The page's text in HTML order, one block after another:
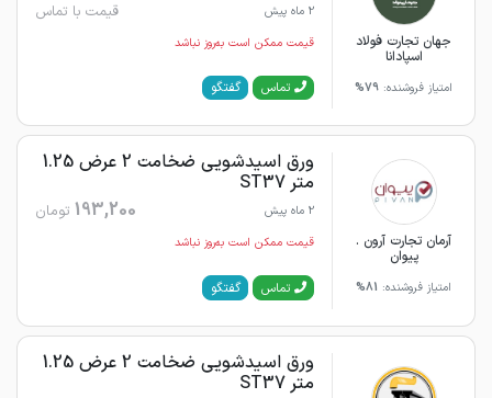
جهان تجارت فولاد
اسپادانا
امتیاز فروشنده: 79%
2 ماه پیش قیمت با تماس
قیمت ممکن است به‌روز نباشد
تماس گفتگو
آرمان تجارت آرون .
پیوان
امتیاز فروشنده: 81%
ورق اسیدشویی ضخامت 2 عرض 1.25
متر ST37
2 ماه پیش 193,200 تومان
قیمت ممکن است به‌روز نباشد
تماس گفتگو
ورق اسیدشویی ضخامت 2 عرض 1.25
متر ST37